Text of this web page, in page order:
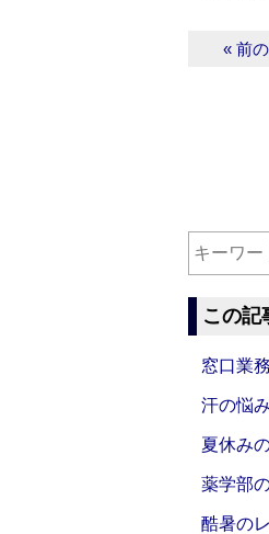
« 前
この記
窓口業
汗の悩
夏休み
薬学部
酷暑の